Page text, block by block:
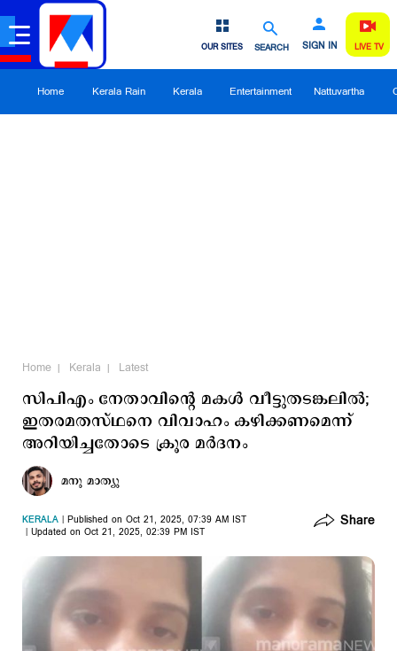
SEARCH SIGN IN
OUR SITES LIVE TV
Home Kerala Rain Kerala Entertainment Nattuvartha
Home Kerala Latest
സിപിഎം നേതാവിന്റെ മകൾ വീട്ടുതടങ്കലിൽ;
ഇതരമതസ്ഥനെ വിവാഹം കഴിക്കണമെന്ന്
അറിയിച്ചതോടെ ക്രൂര മര്‍ദനം
മനു മാത്യു
KERALA
Published on Oct 21, 2025, 07:39 AM IST
Updated on Oct 21, 2025, 02:39 PM IST
Share